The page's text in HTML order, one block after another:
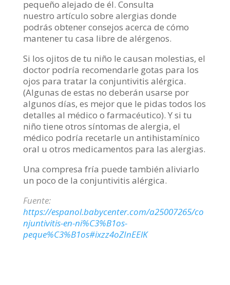
pequeño alejado de él. Consulta
nuestro artículo sobre alergias donde
podrás obtener consejos acerca de cómo
mantener tu casa libre de alérgenos.
Si los ojitos de tu niño le causan molestias, el
doctor podría recomendarle gotas para los
ojos para tratar la conjuntivitis alérgica.
(Algunas de estas no deberán usarse por
algunos días, es mejor que le pidas todos los
detalles al médico o farmacéutico). Y si tu
niño tiene otros síntomas de alergia, el
médico podría recetarle un antihistamínico
oral u otros medicamentos para las alergias.
Una compresa fría puede también aliviarlo
un poco de la conjuntivitis alérgica.
Fuente:
https://espanol.babycenter.com/a25007265/co
njuntivitis-en-ni%C3%B1os-
peque%C3%B1os#ixzz4oZInEElK